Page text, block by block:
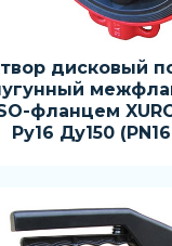
дисковый
фланцем
Ру16 Ду150